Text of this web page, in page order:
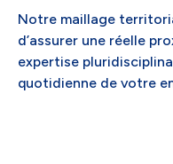
Notre maillage
d’assurer une réelle
expertise
quotidienne de votre